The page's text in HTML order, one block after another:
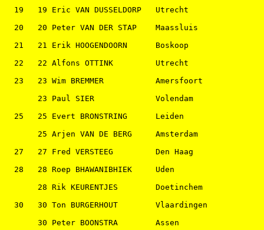
19   19 Eric VAN DUSSELDORP   Utrecht
20   20 Peter VAN DER STAP    Maassluis
21   21 Erik HOOGENDOORN      Boskoop
22   22 Alfons OTTINK         Utrecht
23   23 Wim BREMMER           Amersfoort
23 Paul SIER             Volendam
25   25 Evert BRONSTRING      Leiden
25 Arjen VAN DE BERG     Amsterdam
27   27 Fred VERSTEEG         Den Haag
28   28 Roep BHAWANIBHIEK     Uden
28 Rik KEURENTJES        Doetinchem
30   30 Ton BURGERHOUT        Vlaardingen
30 Peter BOONSTRA        Assen